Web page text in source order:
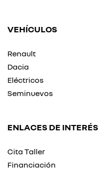
VEHÍCULOS
Renault
Dacia
Eléctricos
Seminuevos
ENLACES DE INTERÉS
Cita Taller
Financiación